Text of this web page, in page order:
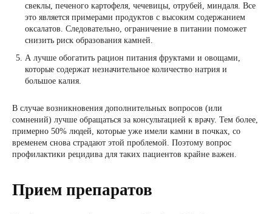
свеклы, печеного картофеля, чечевицы, отрубей, миндаля. Все
это является примерами продуктов с высоким содержанием
оксалатов. Следовательно, ограничение в питании поможет
снизить риск образования камней.
А лучше обогатить рацион питания фруктами и овощами,
которые содержат незначительное количество натрия и
большое калия.
В случае возникновения дополнительных вопросов (или
сомнений) лучше обращаться за консультацией к врачу. Тем более,
примерно 50% людей, которые уже имели камни в почках, со
временем снова страдают этой проблемой. Поэтому вопрос
профилактики рецидива для таких пациентов крайне важен.
Прием препаратов